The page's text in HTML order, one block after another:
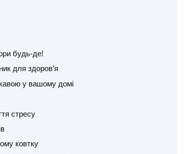
будь-де!
для здоров’я
у вашому домі
стресу
ковтку